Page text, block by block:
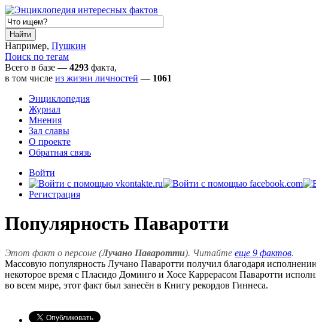
Например, Пушкин
Поиск по тегам
Всего в базе — 4293 факта,
в том числе из жизни личностей — 1061
Энциклопедия
Журнал
Мнения
Зал славы
О проекте
Обратная связь
Войти
Регистрация
Популярность Паваротти
Этот факт о персоне (Лучано Паваротти). Читайте еще 9 фактов.
Массовую популярность Лучано Паваротти получил благодаря
некоторое время с Пласидо Доминго и Хосе Каррерасом Паваротти
во всем мире, этот факт был занесён в Книгу рекордов Гиннеса.